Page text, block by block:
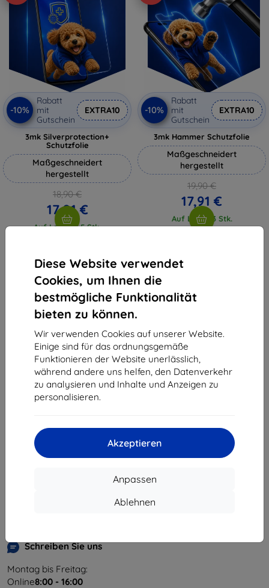
Diese Website verwendet
Cookies, um Ihnen die
bestmögliche Funktionalität
bieten zu können.
Wir verwenden Cookies auf unserer Website.
Einige sind für das ordnungsgemäße
Funktionieren der Website unerlässlich,
während andere uns helfen, den Datenverkehr
zu analysieren und Inhalte und Anzeigen zu
personalisieren.
Akzeptieren
Anpassen
Ablehnen
-10%
Rabatt
mit
Gutschein
EXTRA10
3mk Silverprotection+
Schutzfolie
Maßgeschneidert
hergestellt
18,90 €
17,01 €
Auf Lager > 5 Stk.
-10%
Rabatt
mit
Gutschein
EXTRA10
3mk Hammer Schutzfolie
Maßgeschneidert
hergestellt
19,90 €
17,91 €
Auf Lager 3 Stk.
vom ganzen
Shield-Sk s.r.o.
Unternehmens-ID:
46701494
USt-IdNr.:SK2023549671
Schreiben Sie uns
Montag bis Freitag:
Online8:00 - 16:00